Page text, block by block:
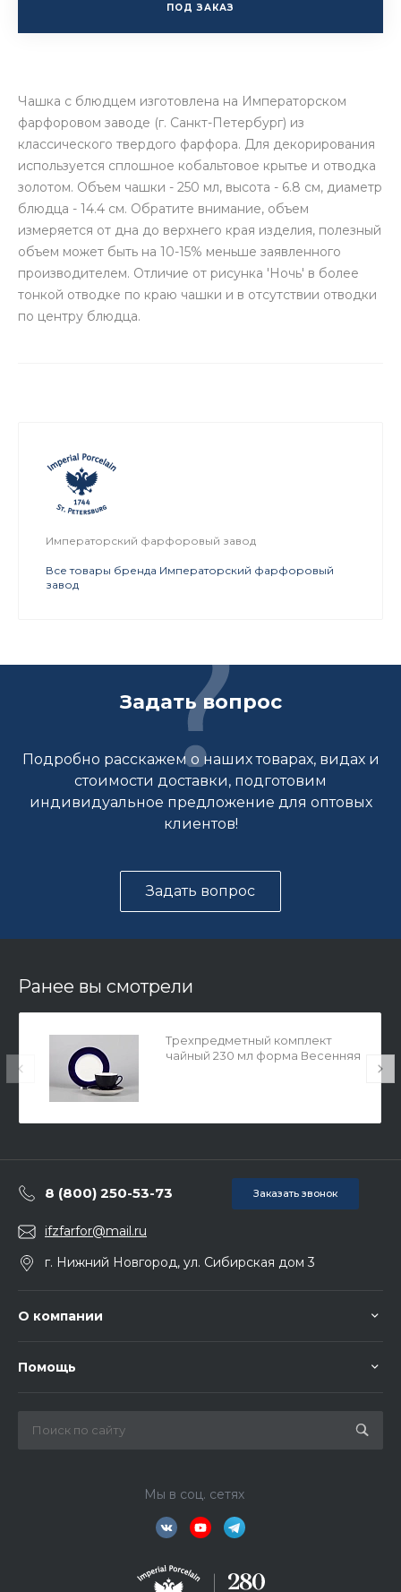
ПОД ЗАКАЗ
Чашка с блюдцем изготовлена на Императорском
фарфоровом заводе (г. Санкт-Петербург) из
классического твердого фарфора. Для декорирования
используется сплошное кобальтовое крытье и отводка
золотом. Объем чашки - 250 мл, высота - 6.8 см, диаметр
блюдца - 14.4 см. Обратите внимание, объем
измеряется от дна до верхнего края изделия, полезный
объем может быть на 10-15% меньше заявленного
производителем. Отличие от рисунка 'Ночь' в более
тонкой отводке по краю чашки и в отсутствии отводки
по центру блюдца.
Императорский фарфоровый завод
Все товары бренда Императорский фарфоровый
завод
Задать вопрос
Подробно расскажем о наших товарах, видах и
стоимости доставки, подготовим
индивидуальное предложение для оптовых
клиентов!
Задать вопрос
Ранее вы смотрели
Трехпредметный комплект
чайный 230 мл форма Весенняя
8 (800) 250-53-73 Заказать звонок
ifzfarfor@mail.ru
г. Нижний Новгород, ул. Сибирская дом 3
О компании
Помощь
Мы в соц. сетях